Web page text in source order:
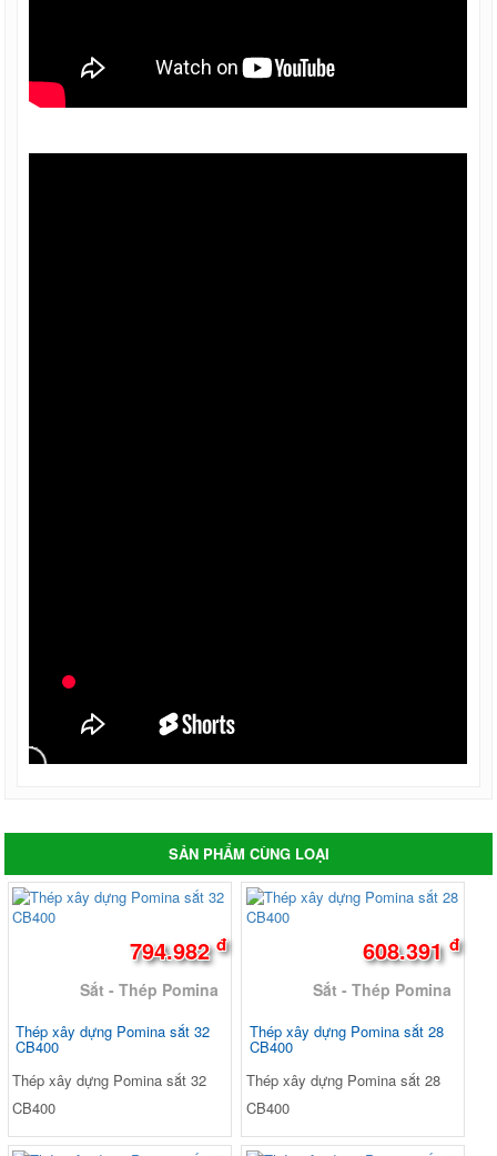
SẢN PHẨM CÙNG LOẠI
794.982đ
Sắt - Thép Pomina
Thép xây dựng Pomina sắt 32
CB400
Thép xây dựng Pomina sắt 32
CB400
608.391đ
Sắt - Thép Pomina
Thép xây dựng Pomina sắt 28
CB400
Thép xây dựng Pomina sắt 28
CB400